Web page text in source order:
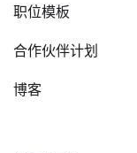
职位模板
合作伙伴计划
博客